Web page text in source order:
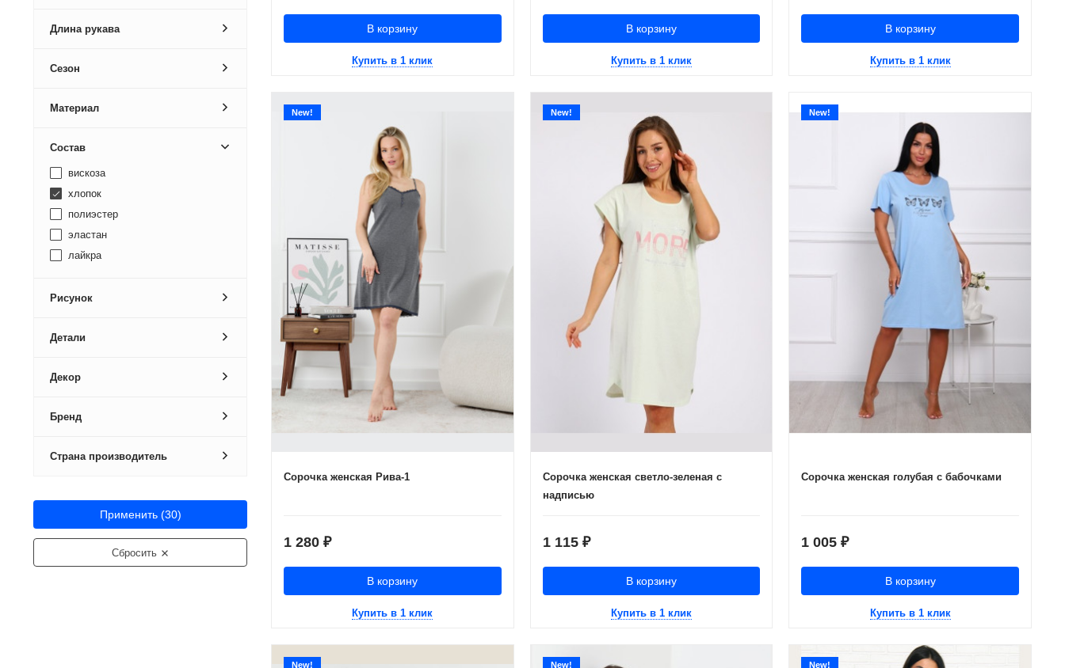
Длина рукава
Сезон
Материал
Состав
вискоза
хлопок
полиэстер
эластан
лайкра
Рисунок
Детали
Декор
Бренд
Страна производитель
Применить (30)
Сбросить
В корзину
Купить в 1 клик
В корзину
Купить в 1 клик
В корзину
Купить в 1 клик
New!
Сорочка женская Рива-1
1 280 ₽
В корзину
Купить в 1 клик
New!
Сорочка женская светло-зеленая с
надписью
1 115 ₽
В корзину
Купить в 1 клик
New!
Сорочка женская голубая с бабочками
1 005₽
В корзину
Купить в 1 клик
New! New! New!